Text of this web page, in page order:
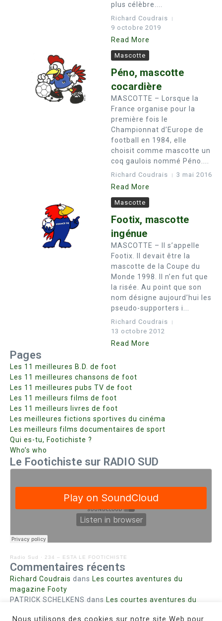
plus célèbre....
Richard Coudrais
9 octobre 2019
Read More
Mascotte
Péno, mascotte
cocardière
MASCOTTE – Lorsque la
France organise pour la
première fois le
Championnat d’Europe de
football en 1984, elle
choisit comme mascotte un
coq gaulois nommé Péno....
Richard Coudrais 3 mai 2016
Read More
Mascotte
Footix, mascotte
ingénue
MASCOTTE – Il s’appelle
Footix. Il devait être la
mascotte de la Coupe du
Monde 1998. Il n’en fut que
la risée. Au point que son
nom désigne aujourd’hui les
pseudo-supporters i...
Richard Coudrais
13 octobre 2012
Read More
Pages
Les 11 meilleures B.D. de foot
Les 11 meilleures chansons de foot
Les 11 meilleures pubs TV de foot
Les 11 meilleurs films de foot
Les 11 meilleurs livres de foot
Les meilleures fictions sportives du cinéma
Les meilleurs films documentaires de sport
Qui es-tu, Footichiste ?
Who’s who
Le Footichiste sur RADIO SUD
Radio Sud · 234 – ESTA LE FOOTICHISTE
Commentaires récents
Richard Coudrais dans Les courtes aventures du
magazine Footy
PATRICK SCHELKENS dans Les courtes aventures du
Nous utilisons des cookies sur notre site Web pour